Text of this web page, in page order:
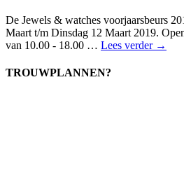
De Jewels & watches voorjaarsbeurs
Maart t/m Dinsdag 12 Maart 2019.
van 10.00 - 18.00 … Lees verder →
TROUWPLANNEN?